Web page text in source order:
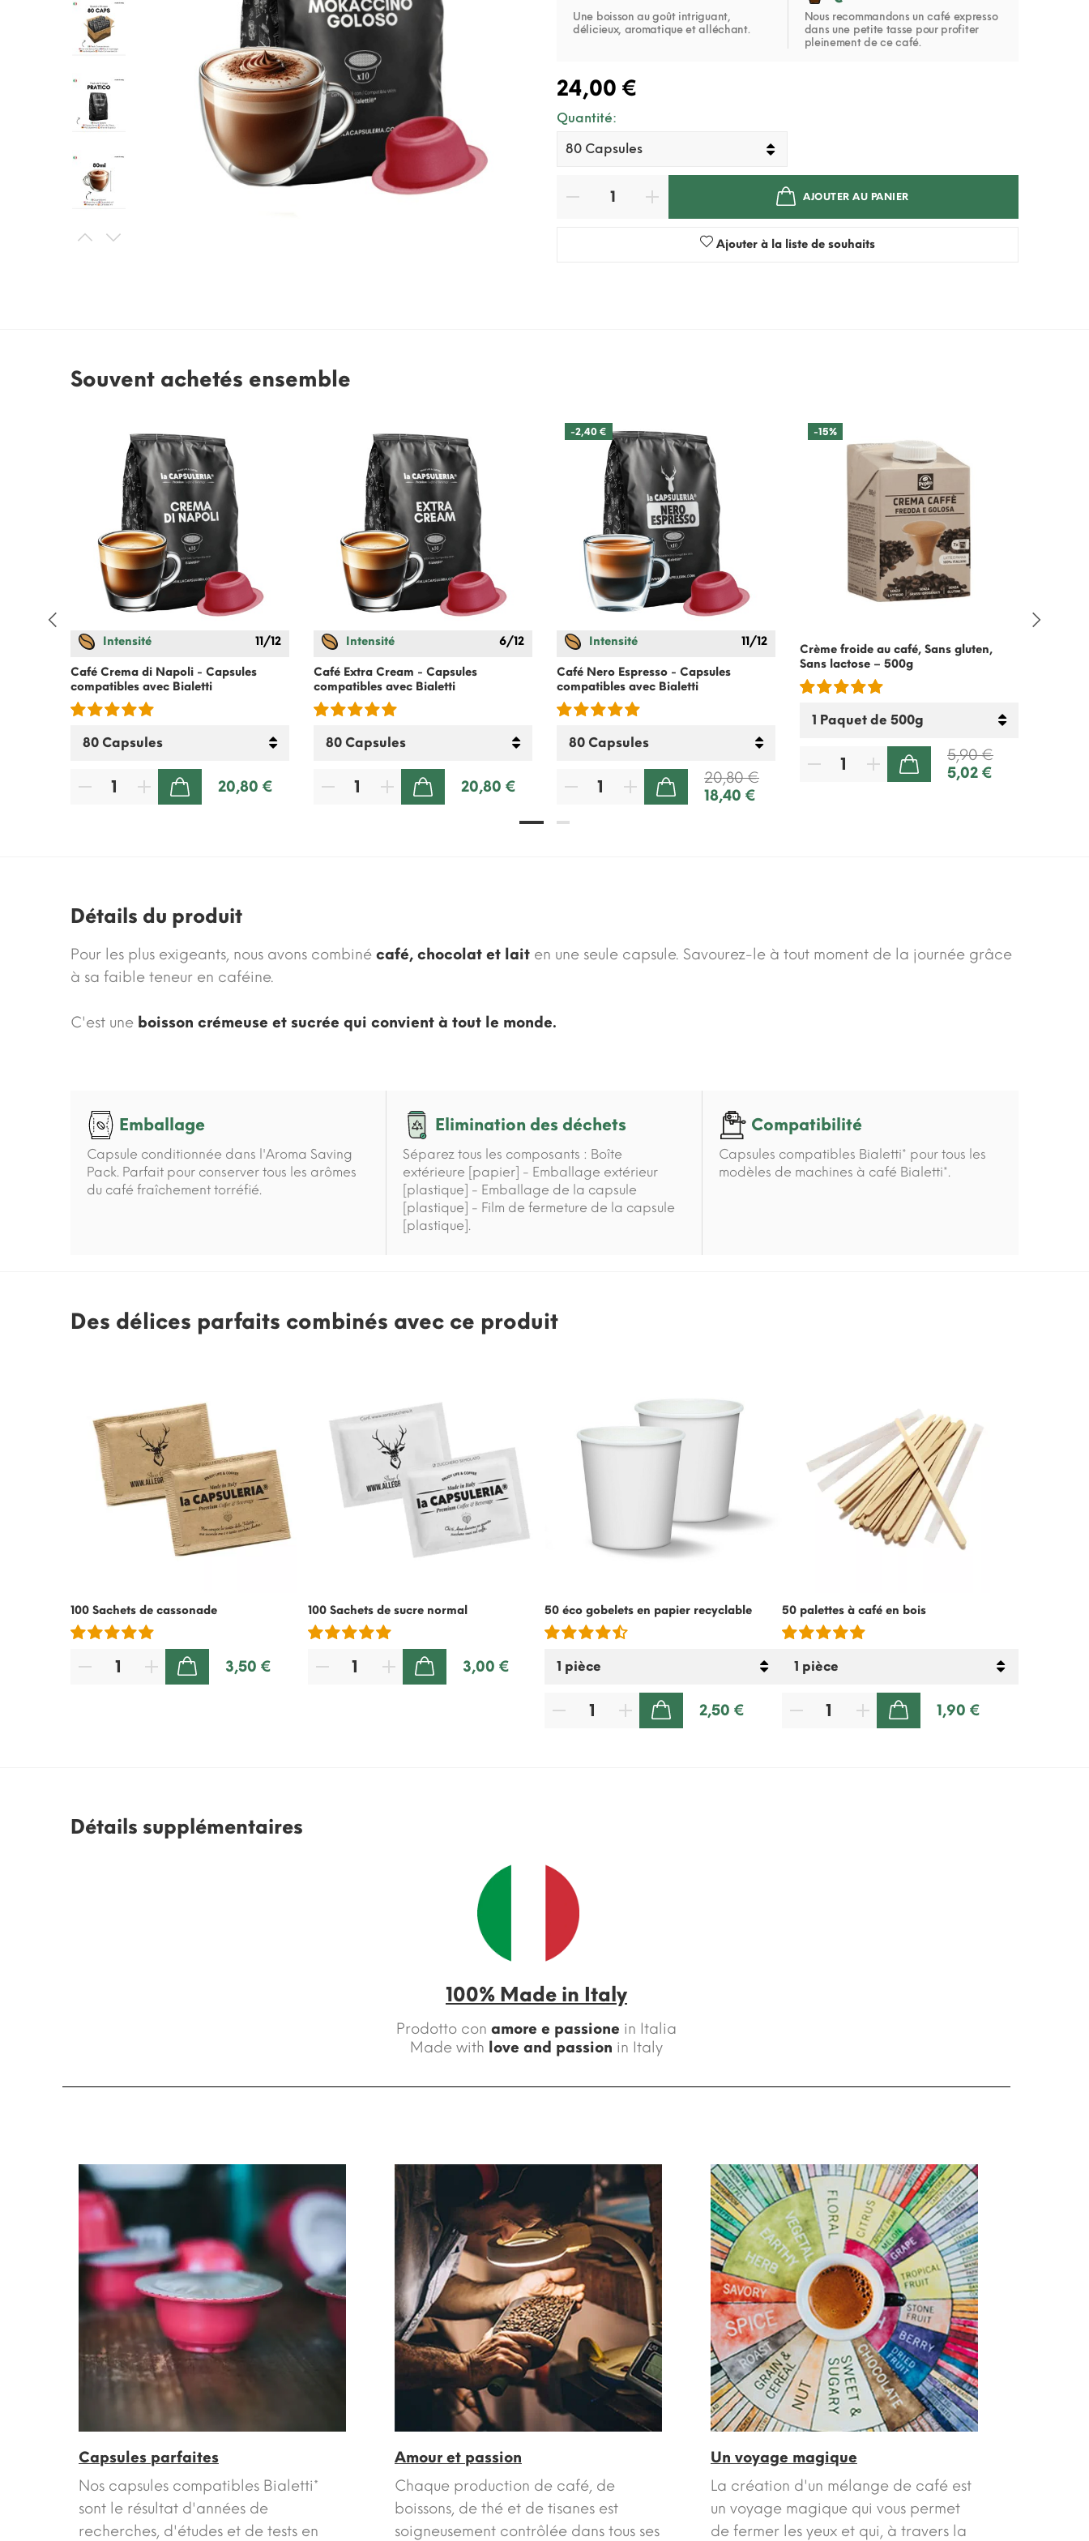
Une boisson au goût intriguant,
délicieux, aromatique et alléchant.
Nous recommandons un café expresso
dans une petite tasse pour profiter
pleinement de ce café.
24,00 €
Quantité:
AJOUTER AU PANIER
Ajouter à la liste de souhaits
Souvent achetés ensemble
Intensité 11/12
Café Crema di Napoli - Capsules
compatibles avec Bialetti
20,80 €
Intensité 6/12
Café Extra Cream - Capsules
compatibles avec Bialetti
20,80 €
-2,40 €
Intensité 11/12
Café Nero Espresso - Capsules
compatibles avec Bialetti
20,80 €
18,40 €
-15%
Crème froide au café, Sans gluten,
Sans lactose – 500g
5,90 €
5,02 €
Détails du produit
Pour les plus exigeants, nous avons combiné café, chocolat et lait en une seule capsule. Savourez-le à tout moment de la journée grâce
à sa faible teneur en caféine.
C'est une boisson crémeuse et sucrée qui convient à tout le monde.
Emballage
Capsule conditionnée dans l'Aroma Saving
Pack. Parfait pour conserver tous les arômes
du café fraîchement torréfié.
Elimination des déchets
Séparez tous les composants : Boîte
extérieure [papier] - Emballage extérieur
[plastique] - Emballage de la capsule
[plastique] - Film de fermeture de la capsule
[plastique].
Compatibilité
Capsules compatibles Bialetti* pour tous les
modèles de machines à café Bialetti*.
Des délices parfaits combinés avec ce produit
100 Sachets de cassonade
3,50 €
100 Sachets de sucre normal
3,00 €
50 éco gobelets en papier recyclable
2,50 €
50 palettes à café en bois
1,90 €
Détails supplémentaires
100% Made in Italy
Prodotto con amore e passione in Italia
Made with love and passion in Italy
Capsules parfaites
Nos capsules compatibles Bialetti*
sont le résultat d'années de
recherches, d'études et de tests en
Amour et passion
Chaque production de café, de
boissons, de thé et de tisanes est
soigneusement contrôlée dans tous ses
Un voyage magique
La création d'un mélange de café est
un voyage magique qui vous permet
de fermer les yeux et qui, à travers la